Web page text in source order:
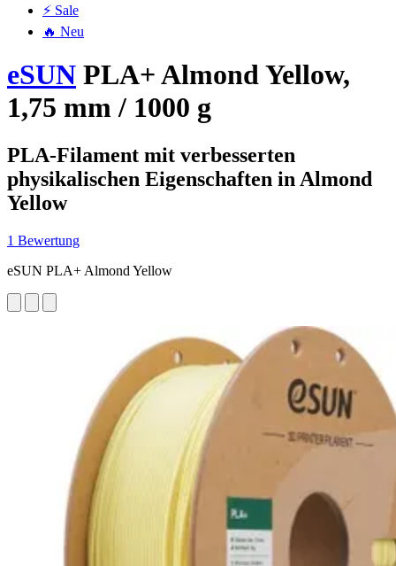
⚡ Sale
🔥 Neu
eSUN PLA+ Almond Yellow,
1,75 mm / 1000 g
PLA-Filament mit verbesserten
physikalischen Eigenschaften in Almond
Yellow
1 Bewertung
eSUN PLA+ Almond Yellow